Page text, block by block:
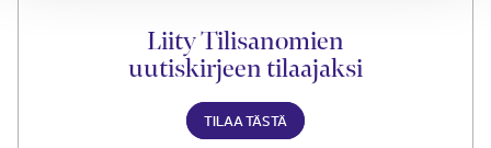
Liity Tilisanomien
uutiskirjeen tilaajaksi
TILAA TÄSTÄ